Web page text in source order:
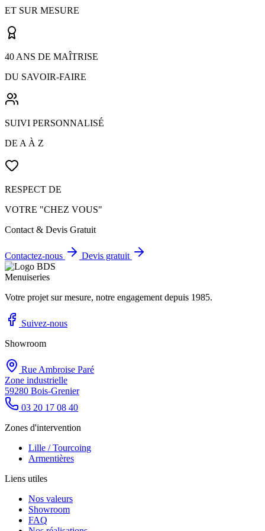
ET SUR MESURE
40 ANS DE MAÎTRISE
DU SAVOIR-FAIRE
SUIVI PERSONNALISÉ
DE A À Z
RESPECT DE
VOTRE "CHEZ VOUS"
Contact & Devis Gratuit
Contactez-nous Devis gratuit
Votre projet sur mesure, notre engagement depuis 1985.
Suivez-nous
Showroom
Rue Ambroise Paré
Zone industrielle
59280 Bois-Grenier
03 20 17 08 40
Zones d'intervention
Lille / Tourcoing
Armentières
Liens utiles
Nos valeurs
Showroom
FAQ